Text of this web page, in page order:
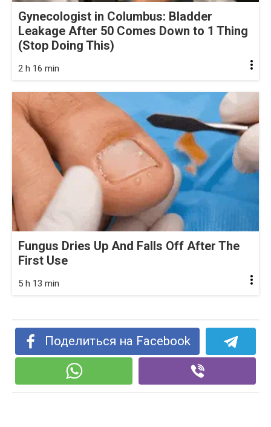
Gynecologist in Columbus: Bladder
Leakage After 50 Comes Down to 1 Thing
(Stop Doing This)
2 h 16 min
Fungus Dries Up And Falls Off After The
First Use
5 h 13 min
Поделиться на Facebook